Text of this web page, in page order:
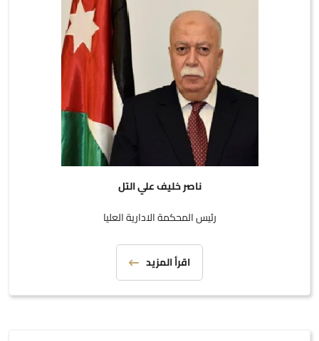
ناصر خليف علي التل
رئيس المحكمة الادارية العليا
اقرأ المزيد